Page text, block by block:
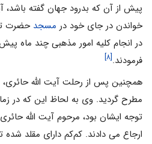
پیش از آن که بدرود جهان گفته باشد،
خواندن در جاى خود در مسجد حضرت
در انجام کلیه امور مذهبى چند ماه
فرمودند.[۸]
همچنین پس از رحلت آیت الله حائرى،
مطرح گردید. وى به لحاظ این که در
توجه ایشان بود، مرحوم آیت الله
ارجاع مى دادند. کم‌کم داراى مقلد